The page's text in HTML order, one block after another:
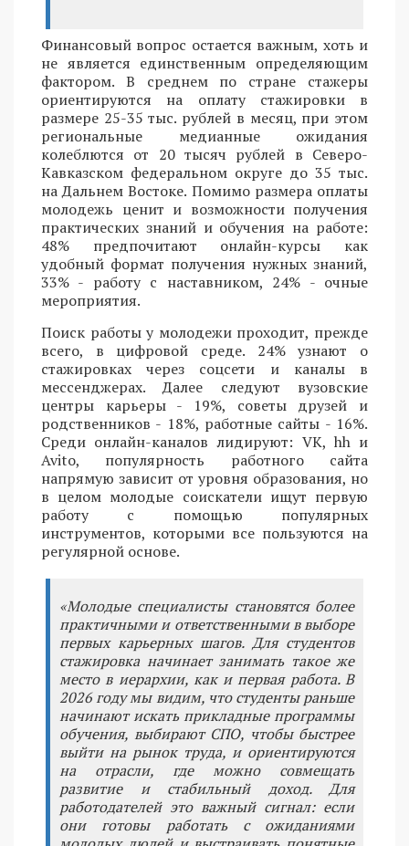
Финансовый вопрос остается важным, хоть и
не является единственным определяющим
фактором. В среднем по стране стажеры
ориентируются на оплату стажировки в
размере 25-35 тыс. рублей в месяц, при этом
региональные медианные ожидания
колеблются от 20 тысяч рублей в Северо-
Кавказском федеральном округе до 35 тыс.
на Дальнем Востоке. Помимо размера оплаты
молодежь ценит и возможности получения
практических знаний и обучения на работе:
48% предпочитают онлайн-курсы как
удобный формат получения нужных знаний,
33% - работу с наставником, 24% - очные
мероприятия.
Поиск работы у молодежи проходит, прежде
всего, в цифровой среде. 24% узнают о
стажировках через соцсети и каналы в
мессенджерах. Далее следуют вузовские
центры карьеры - 19%, советы друзей и
родственников - 18%, работные сайты - 16%.
Среди онлайн-каналов лидируют: VK, hh и
Avito, популярность работного сайта
напрямую зависит от уровня образования, но
в целом молодые соискатели ищут первую
работу с помощью популярных
инструментов, которыми все пользуются на
регулярной основе.
«Молодые специалисты становятся более
практичными и ответственными в выборе
первых карьерных шагов. Для студентов
стажировка начинает занимать такое же
место в иерархии, как и первая работа. В
2026 году мы видим, что студенты раньше
начинают искать прикладные программы
обучения, выбирают СПО, чтобы быстрее
выйти на рынок труда, и ориентируются
на отрасли, где можно совмещать
развитие и стабильный доход. Для
работодателей это важный сигнал: если
они готовы работать с ожиданиями